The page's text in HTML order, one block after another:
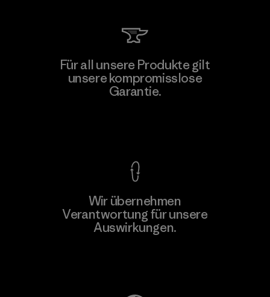
Für all unsere Produkte gilt
unsere kompromisslose
Garantie.
Wir übernehmen
Verantwortung für unsere
Auswirkungen.